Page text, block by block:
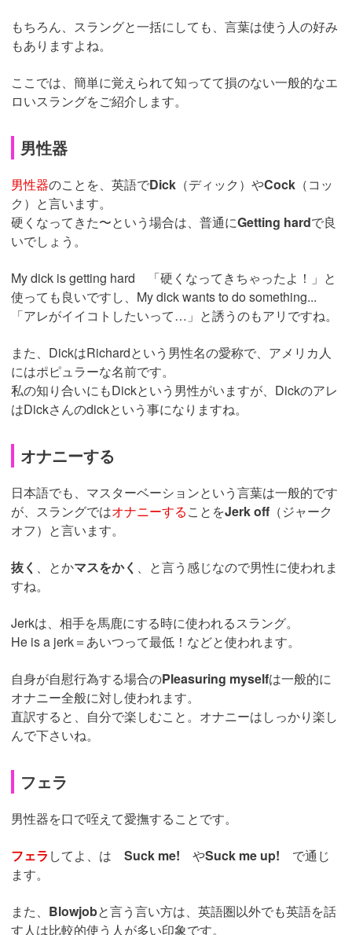
もちろん、スラングと一括にしても、言葉は使う人の好み
もありますよね。
ここでは、簡単に覚えられて知ってて損のない一般的なエ
ロいスラングをご紹介します。
男性器
男性器のことを、英語でDick （ディック）やCock （コッ
ク）と言います。
硬くなってきた〜という場合は、普通にGetting hardで良
いでしょう。
My dick is getting hard 「硬くなってきちゃったよ！」と
使っても良いですし、My dick wants to do something...
「アレがイイコトしたいって…」と誘うのもアリですね。
また、DickはRichardという男性名の愛称で、アメリカ人
にはポピュラーな名前です。
私の知り合いにもDickという男性がいますが、Dickのアレ
はDickさんのdickという事になりますね。
オナニーする
日本語でも、マスターベーションという言葉は一般的です
が、スラングではオナニーすることをJerk off （ジャーク
オフ）と言います。
抜く 、とかマスをかく 、と言う感じなので男性に使われま
すね。
Jerkは、相手を馬鹿にする時に使われるスラング。
He is a jerk＝あいつって最低！などと使われます。
自身が自慰行為する場合のPleasuring myselfは一般的に
オナニー全般に対し使われます。
直訳すると、自分で楽しむこと。オナニーはしっかり楽し
んで下さいね。
フェラ
男性器を口で咥えて愛撫することです。
フェラ してよ、は Suck me! やSuck me up! で通じ
ます。
また、 Blowjobと言う言い方は、英語圏以外でも英語を話
す人は比較的使う人が多い印象です。